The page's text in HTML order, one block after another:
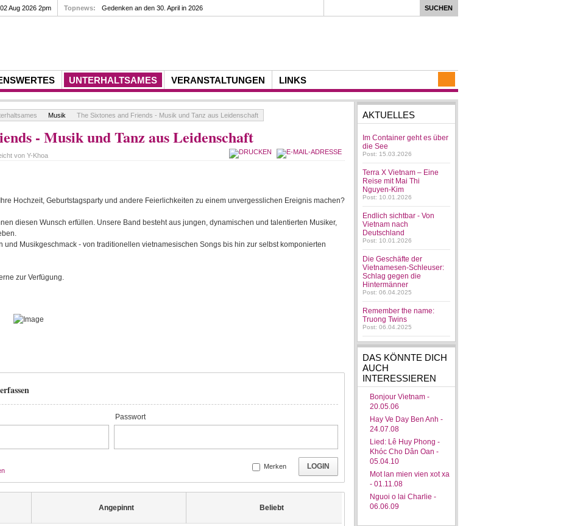
UNTERHALTSAMES VERANSTALTUNGEN LINKS
Aug 2026 2pm Topnews: Gedenken an den 30. April in 2026
Musik The Sixtones and Friends - Musik und Tanz aus Leidenschaft
- Musik und Tanz aus Leidenschaft
von Y-Khoa
Hochzeit, Geburtstagsparty und andere Feierlichkeiten zu einem unvergesslichen Ereignis machen?
diesen Wunsch erfüllen. Unsere Band besteht aus jungen, dynamischen und talentierten Musiker,
und Musikgeschmack - von traditionellen vietnamesischen Songs bis hin zur selbst komponierten
zur Verfügung.
Passwort
LOGIN
Merken
Angepinnt Beliebt
AKTUELLES
Im Container geht es über
die See
Post: 15.03.2026
Terra X Vietnam – Eine
Reise mit Mai Thi
Nguyen-Kim
Post: 10.01.2026
Endlich sichtbar - Von
Vietnam nach
Deutschland
Post: 10.01.2026
Die Geschäfte der
Vietnamesen-Schleuser:
Schlag gegen die
Hintermänner
Post: 06.04.2025
Remember the name:
Truong Twins
Post: 06.04.2025
DAS KÖNNTE DICH
AUCH
INTERESSIEREN
Bonjour Vietnam -
20.05.06
Hay Ve Day Ben Anh -
24.07.08
Lied: Lê Huy Phong -
Khóc Cho Dân Oan -
05.04.10
Mot lan mien vien xot xa
- 01.11.08
Nguoi o lai Charlie -
06.06.09